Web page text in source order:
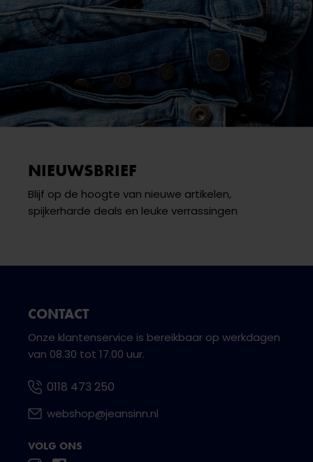
NIEUWSBRIEF
Blijf op de hoogte van nieuwe artikelen,
spijkerharde deals en leuke verrassingen
CONTACT
Onze klantenservice is bereikbaar op werkdagen
van 08.30 tot 17.00 uur.
0118 473 250
webshop@jeansinn.nl
VOLG ONS